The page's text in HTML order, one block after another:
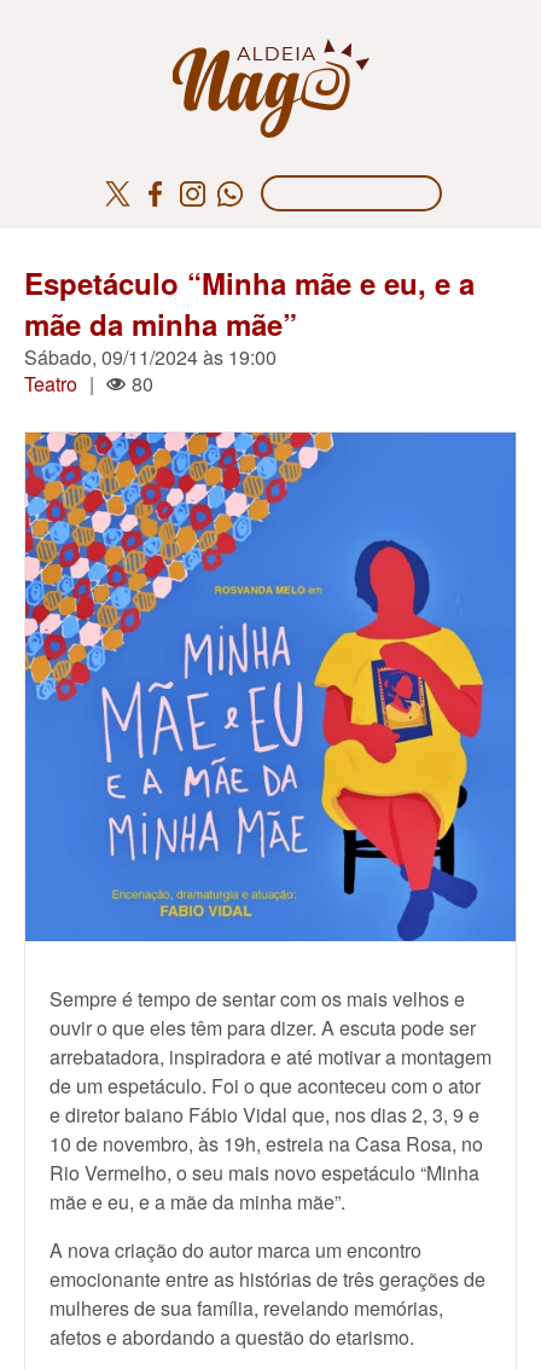
Espetáculo “Minha mãe e eu, e a
mãe da minha mãe”
Sábado, 09/11/2024 às 19:00
Teatro | 80
Sempre é tempo de sentar com os mais velhos e
ouvir o que eles têm para dizer. A escuta pode ser
arrebatadora, inspiradora e até motivar a montagem
de um espetáculo. Foi o que aconteceu com o ator
e diretor baiano Fábio Vidal que, nos dias 2, 3, 9 e
10 de novembro, às 19h, estreia na Casa Rosa, no
Rio Vermelho, o seu mais novo espetáculo “Minha
mãe e eu, e a mãe da minha mãe”.
A nova criação do autor marca um encontro
emocionante entre as histórias de três gerações de
mulheres de sua família, revelando memórias,
afetos e abordando a questão do etarismo.